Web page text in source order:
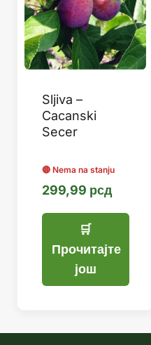
Sljiva –
Cacanski
Secer
299,99 рсд
Прочитајте
још